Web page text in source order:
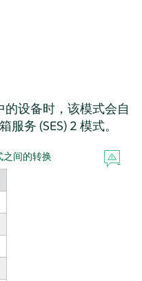
的设备时，该模式会自
务 (SES) 2 模式。
之间的转换